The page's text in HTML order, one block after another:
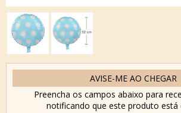
AVISE-ME AO CHEGAR
Preencha os campos abaixo para
notificando que este produto está